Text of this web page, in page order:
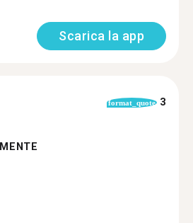
Scarica la app
format_quote 3